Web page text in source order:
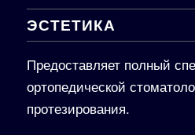
ЭСТЕТИКА
Предоставляет полный
ортопедической
протезирования.